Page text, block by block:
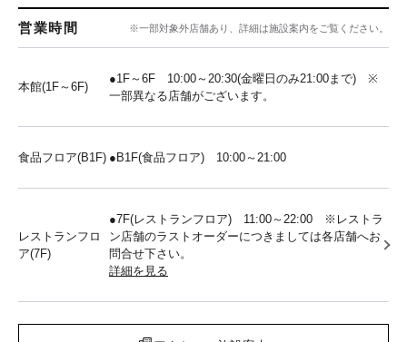
営業時間 ※一部対象外店舗あり、詳細は施設案内をご覧ください。
本館(1F～6F)
●1F～6F 10:00～20:30(金曜日のみ21:00まで) ※
一部異なる店舗がございます。
食品フロア(B1F) ●B1F(食品フロア) 10:00～21:00
レストランフロ
ア(7F)
●7F(レストランフロア) 11:00～22:00 ※レストラ
ン店舗のラストオーダーにつきましては各店舗へお
問合せ下さい。
詳細を見る